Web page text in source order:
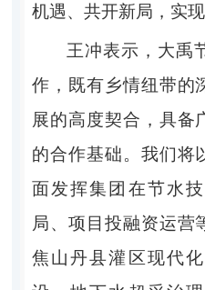
机遇、共开新局，实
王冲表示，大禹
作，既有乡情纽带的
展的高度契合，具备
的合作基础。我们将
面发挥集团在节水
局、项目投融资运营
焦山丹县灌区现代